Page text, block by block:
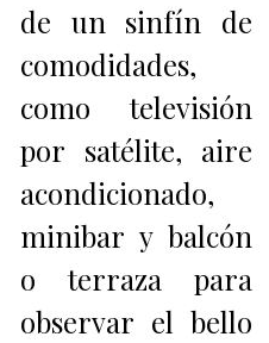
de un sinfín de
comodidades,
como televisión
por satélite, aire
acondicionado,
minibar y balcón
o terraza para
observar el bello